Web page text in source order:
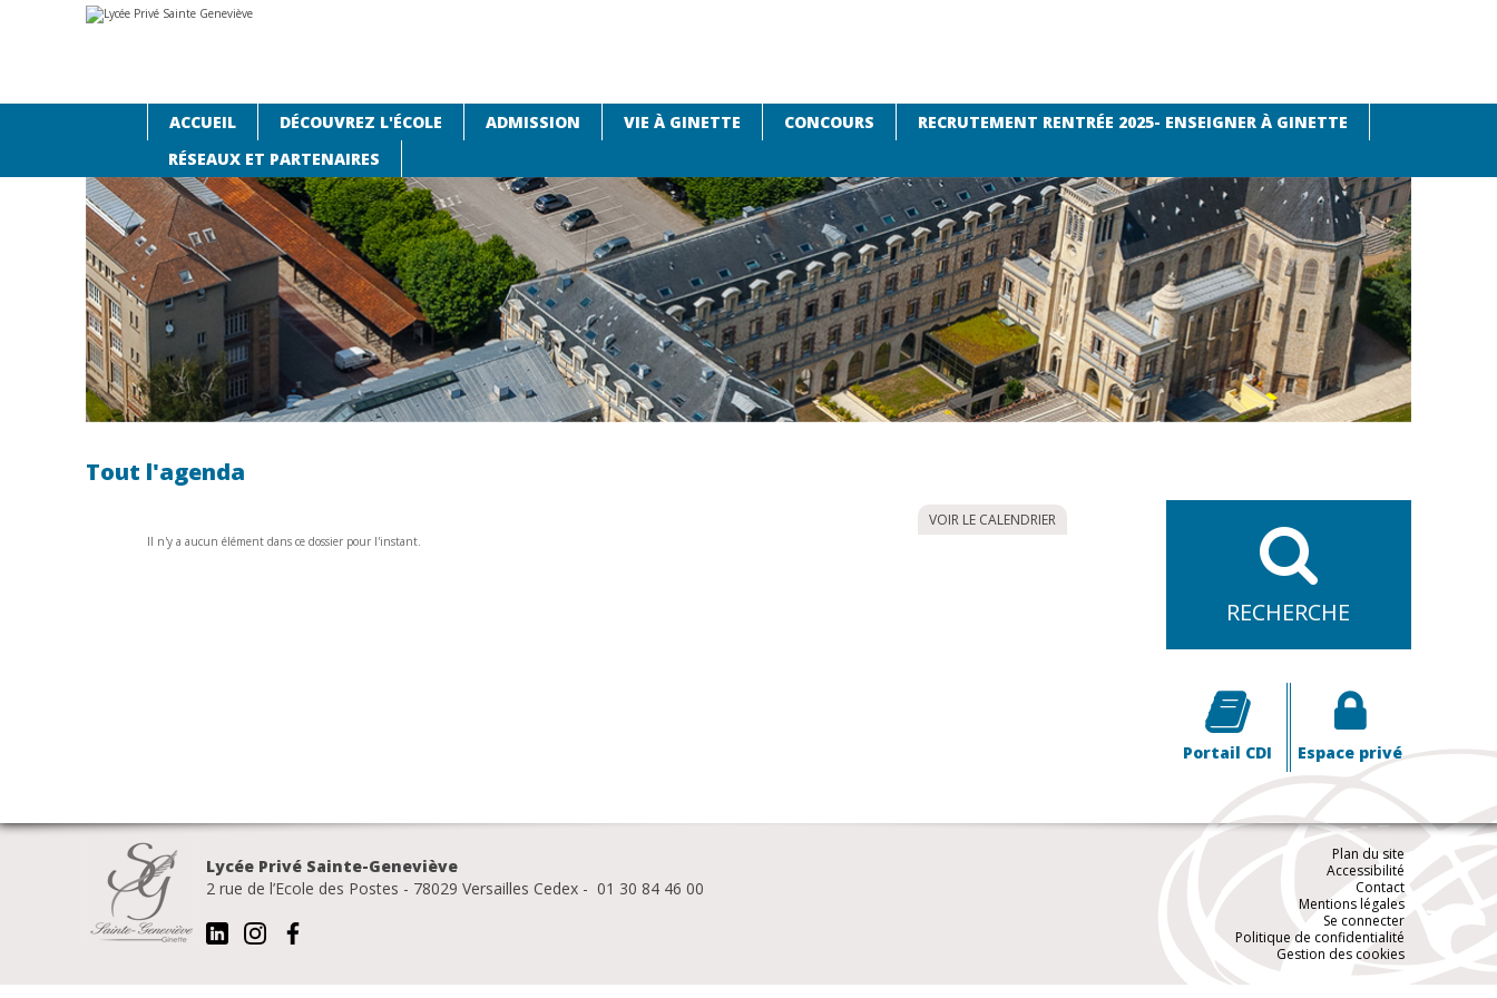
la
ACCUEIL DÉCOUVREZ L'ÉCOLE ADMISSION VIE À GINETTE CONCOURS
RECRUTEMENT RENTRÉE 2025- ENSEIGNER À GINETTE
RÉSEAUX ET PARTENAIRES
Accueil›Agenda
Tout l'agenda
VOIR LE CALENDRIER
Il n'y a aucun élément dans ce dossier pour l'instant.
RECHERCHE
Portail CDI Espace privé
Lycée Privé Sainte-Geneviève
2 rue de l’Ecole des Postes - 78029 Versailles Cedex - 01 30 84 46 00
Plan du site
Accessibilité
Contact
Mentions légales
Se connecter
Politique de confidentialité
Gestion des cookies